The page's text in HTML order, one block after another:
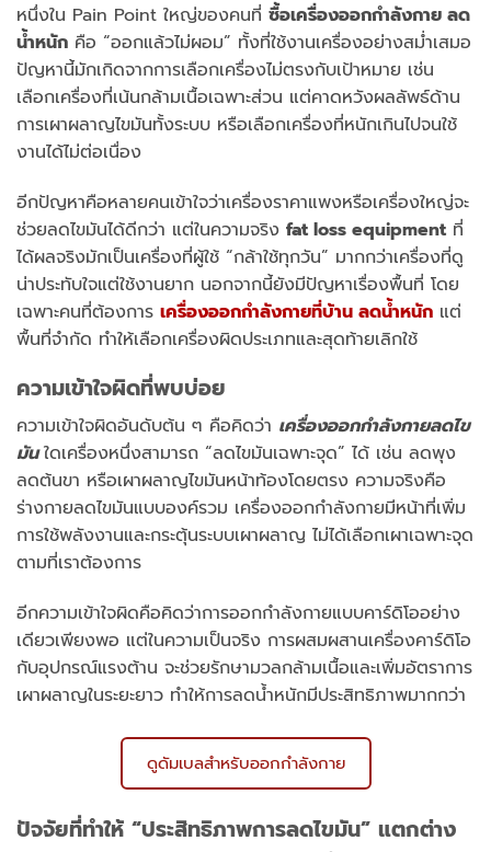
หนึ่งใน Pain Point ใหญ่ของคนที่ ซื้อเครื่องออกกำลังกาย ลด
น้ำหนัก คือ “ออกแล้วไม่ผอม” ทั้งที่ใช้งานเครื่องอย่างสม่ำเสมอ
ปัญหานี้มักเกิดจากการเลือกเครื่องไม่ตรงกับเป้าหมาย เช่น
เลือกเครื่องที่เน้นกล้ามเนื้อเฉพาะส่วน แต่คาดหวังผลลัพธ์ด้าน
การเผาผลาญไขมันทั้งระบบ หรือเลือกเครื่องที่หนักเกินไปจนใช้
งานได้ไม่ต่อเนื่อง
อีกปัญหาคือหลายคนเข้าใจว่าเครื่องราคาแพงหรือเครื่องใหญ่จะ
ช่วยลดไขมันได้ดีกว่า แต่ในความจริง fat loss equipment ที่
ได้ผลจริงมักเป็นเครื่องที่ผู้ใช้ “กล้าใช้ทุกวัน” มากกว่าเครื่องที่ดู
น่าประทับใจแต่ใช้งานยาก นอกจากนี้ยังมีปัญหาเรื่องพื้นที่ โดย
เฉพาะคนที่ต้องการ เครื่องออกกำลังกายที่บ้าน ลดน้ำหนัก แต่
พื้นที่จำกัด ทำให้เลือกเครื่องผิดประเภทและสุดท้ายเลิกใช้
ความเข้าใจผิดที่พบบ่อย
ความเข้าใจผิดอันดับต้น ๆ คือคิดว่า เครื่องออกกำลังกายลดไข
มันใดเครื่องหนึ่งสามารถ “ลดไขมันเฉพาะจุด” ได้ เช่น ลดพุง
ลดต้นขา หรือเผาผลาญไขมันหน้าท้องโดยตรง ความจริงคือ
ร่างกายลดไขมันแบบองค์รวม เครื่องออกกำลังกายมีหน้าที่เพิ่ม
การใช้พลังงานและกระตุ้นระบบเผาผลาญ ไม่ได้เลือกเผาเฉพาะจุด
ตามที่เราต้องการ
อีกความเข้าใจผิดคือคิดว่าการออกกำลังกายแบบคาร์ดิโออย่าง
เดียวเพียงพอ แต่ในความเป็นจริง การผสมผสานเครื่องคาร์ดิโอ
กับอุปกรณ์แรงต้าน จะช่วยรักษามวลกล้ามเนื้อและเพิ่มอัตราการ
เผาผลาญในระยะยาว ทำให้การลดน้ำหนักมีประสิทธิภาพมากกว่า
ดูดัมเบลสำหรับออกกำลังกาย
ปัจจัยที่ทำให้ “ประสิทธิภาพการลดไขมัน” แตกต่าง